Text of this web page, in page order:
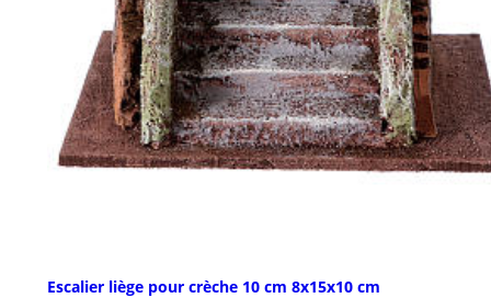
Escalier liège pour crèche 10 cm 8x15x10 cm